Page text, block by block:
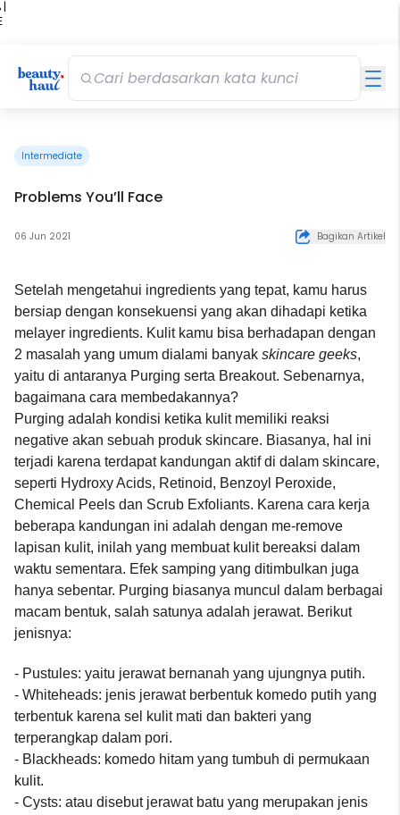
|
Intermediate
Problems You’ll Face
06 Jun 2021 Bagikan Artikel
Setelah mengetahui ingredients yang tepat, kamu harus
bersiap dengan konsekuensi yang akan dihadapi ketika
melayer ingredients. Kulit kamu bisa berhadapan dengan
2 masalah yang umum dialami banyak skincare geeks,
yaitu di antaranya Purging serta Breakout. Sebenarnya,
bagaimana cara membedakannya?
Purging adalah kondisi ketika kulit memiliki reaksi
negative akan sebuah produk skincare. Biasanya, hal ini
terjadi karena terdapat kandungan aktif di dalam skincare,
seperti Hydroxy Acids, Retinoid, Benzoyl Peroxide,
Chemical Peels dan Scrub Exfoliants. Karena cara kerja
beberapa kandungan ini adalah dengan me-remove
lapisan kulit, inilah yang membuat kulit bereaksi dalam
waktu sementara. Efek samping yang ditimbulkan juga
hanya sebentar. Purging biasanya muncul dalam berbagai
macam bentuk, salah satunya adalah jerawat. Berikut
jenisnya:
- Pustules: yaitu jerawat bernanah yang ujungnya putih.
- Whiteheads: jenis jerawat berbentuk komedo putih yang
terbentuk karena sel kulit mati dan bakteri yang
terperangkap dalam pori.
- Blackheads: komedo hitam yang tumbuh di permukaan
kulit.
- Cysts: atau disebut jerawat batu yang merupakan jenis